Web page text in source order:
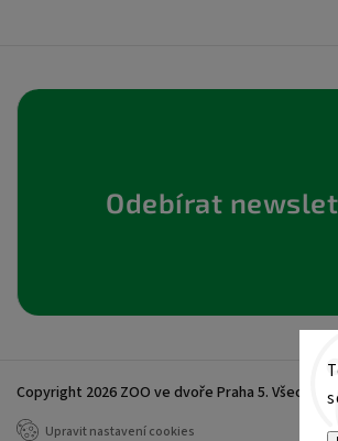
Odebírat
Copyright 2026 ZOO ve dvoře Praha 5. Všechna
Upravit nastavení cookies